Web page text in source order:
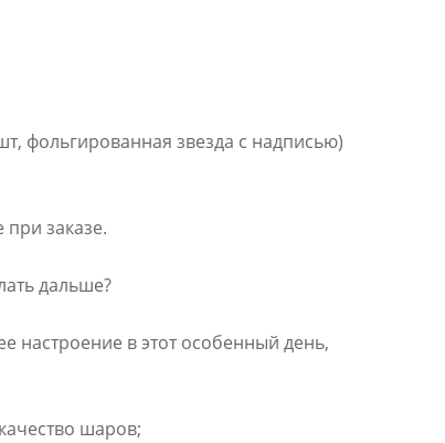
фольгированная звезда с надписью)
заказе.
дальше?
настроение в этот особенный день,
шаров;